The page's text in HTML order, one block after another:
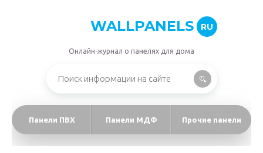
WALLPANELS RU
Онлайн-журнал о панелях для дома
Панели ПВХ Панели МДФ Прочие панели